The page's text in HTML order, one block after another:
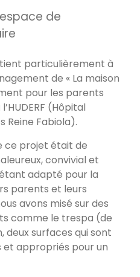
de
particulièrement à
de « La maison
pour les parents
(Hôpital
Reine Fabiola).
ce projet était de
convivial et
adapté pour la
parents et leurs
avons misé sur des
comme le trespa (de
deux surfaces qui sont
appropriés pour un